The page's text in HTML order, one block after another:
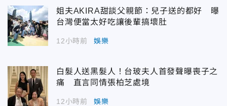
姐夫AKIRA甜談父親節：兒子送的都好 曝
台灣便當太好吃讓後輩搞壞肚
12小時前 娛樂
白髮人送黑髮人！台玻夫人首發聲曝喪子之
痛 直言同情張柏芝處境
12小時前 娛樂